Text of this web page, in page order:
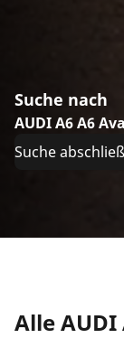
Suche nach
AUDI A6 A6
Suche
Alle AUDI